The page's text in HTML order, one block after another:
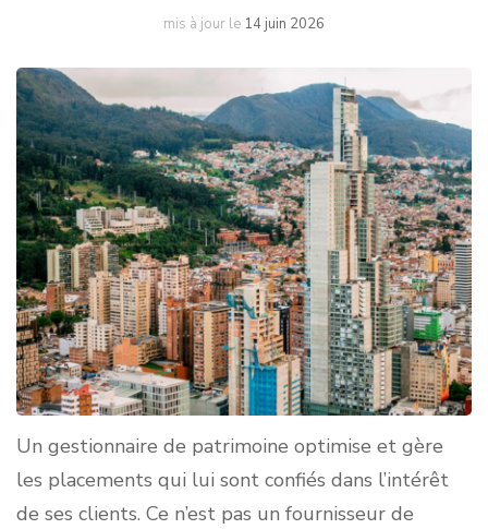
mis à jour le 14 juin 2026
Un gestionnaire de patrimoine optimise et gère
les placements qui lui sont confiés dans l’intérêt
de ses clients. Ce n’est pas un fournisseur de